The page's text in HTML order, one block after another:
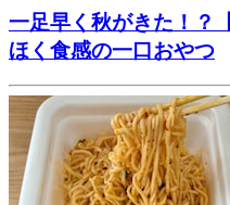
一足早く秋がきた！？
ほく食感の一口おやつ